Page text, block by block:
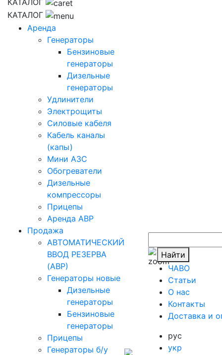
КАТАЛОГ
КАТАЛОГ
Аренда
Генераторы
Бензиновые
генераторы
Дизельные
генераторы
Удлинители
Электрощиты
Силовые кабеля
Кабель каналы
(капы)
Мини АЗС
Обогреватели
Дизельные
компрессоры
Прицепы
Аренда АВР
Продажа
АВТОМАТИЧЕСКИЙ
ВВОД РЕЗЕРВА
(АВР)
Генераторы новые
Дизельные
генераторы
Бензиновые
генераторы
Прицепы
Генераторы б/у
Найти
ЧАВО
Cтатьи
O нас
Контакты
Доставка и
рус
укр